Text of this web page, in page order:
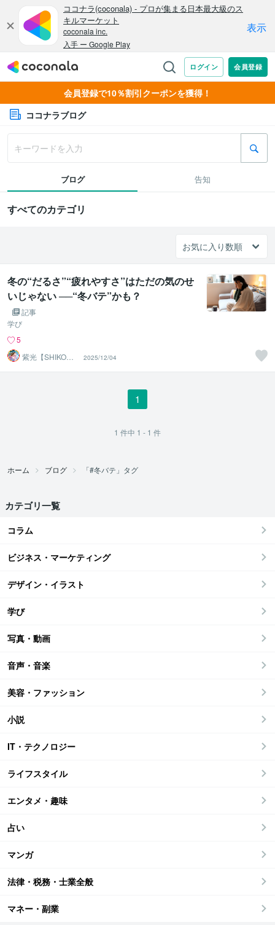
会員登録で10％割引クーポンを獲得！
ココナラブログ
ブログ 告知
すべてのカテゴリ
冬の“だるさ”“疲れやすさ”はただの気のせ
いじゃない ──“冬バテ”かも？
記事
学び
5
紫光【SHIKO】
遠隔透視鑑定士
2025/12/04
1
1 件中 1 - 1 件
ホーム ブログ 「#冬バテ」タグ
カテゴリ一覧
コラム
ビジネス・マーケティング
デザイン・イラスト
学び
写真・動画
音声・音楽
美容・ファッション
小説
IT・テクノロジー
ライフスタイル
エンタメ・趣味
占い
マンガ
法律・税務・士業全般
マネー・副業